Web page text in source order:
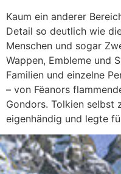
Kaum ein anderer
Detail so deutlich wie
Menschen und sogar
Wappen, Embleme und
Familien und einzelne
– von Fëanors
Gondors. Tolkien selbst
eigenhändig und legte